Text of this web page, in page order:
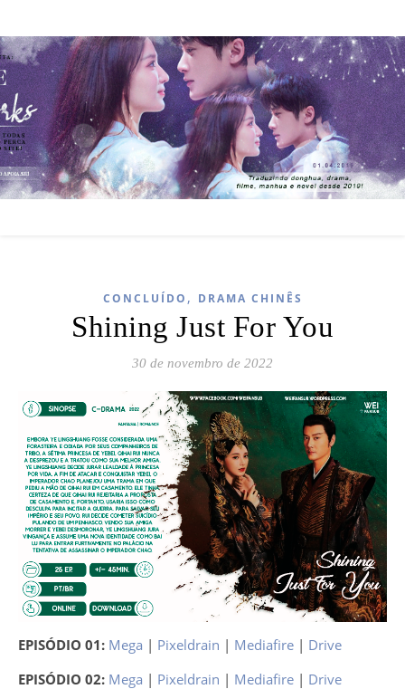
CONCLUÍDO , DRAMA CHINÊS
Shining Just For You
30 de novembro de 2022
EPISÓDIO 01: Mega | Pixeldrain | Mediafire | Drive
EPISÓDIO 02: Mega | Pixeldrain | Mediafire | Drive